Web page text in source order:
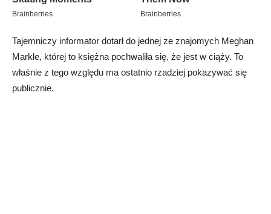
Tajemniczy informator dotarł do jednej ze znajomych Meghan
Markle, której to księżna pochwaliła się, że jest w ciąży. To
właśnie z tego względu ma ostatnio rzadziej pokazywać się
publicznie.